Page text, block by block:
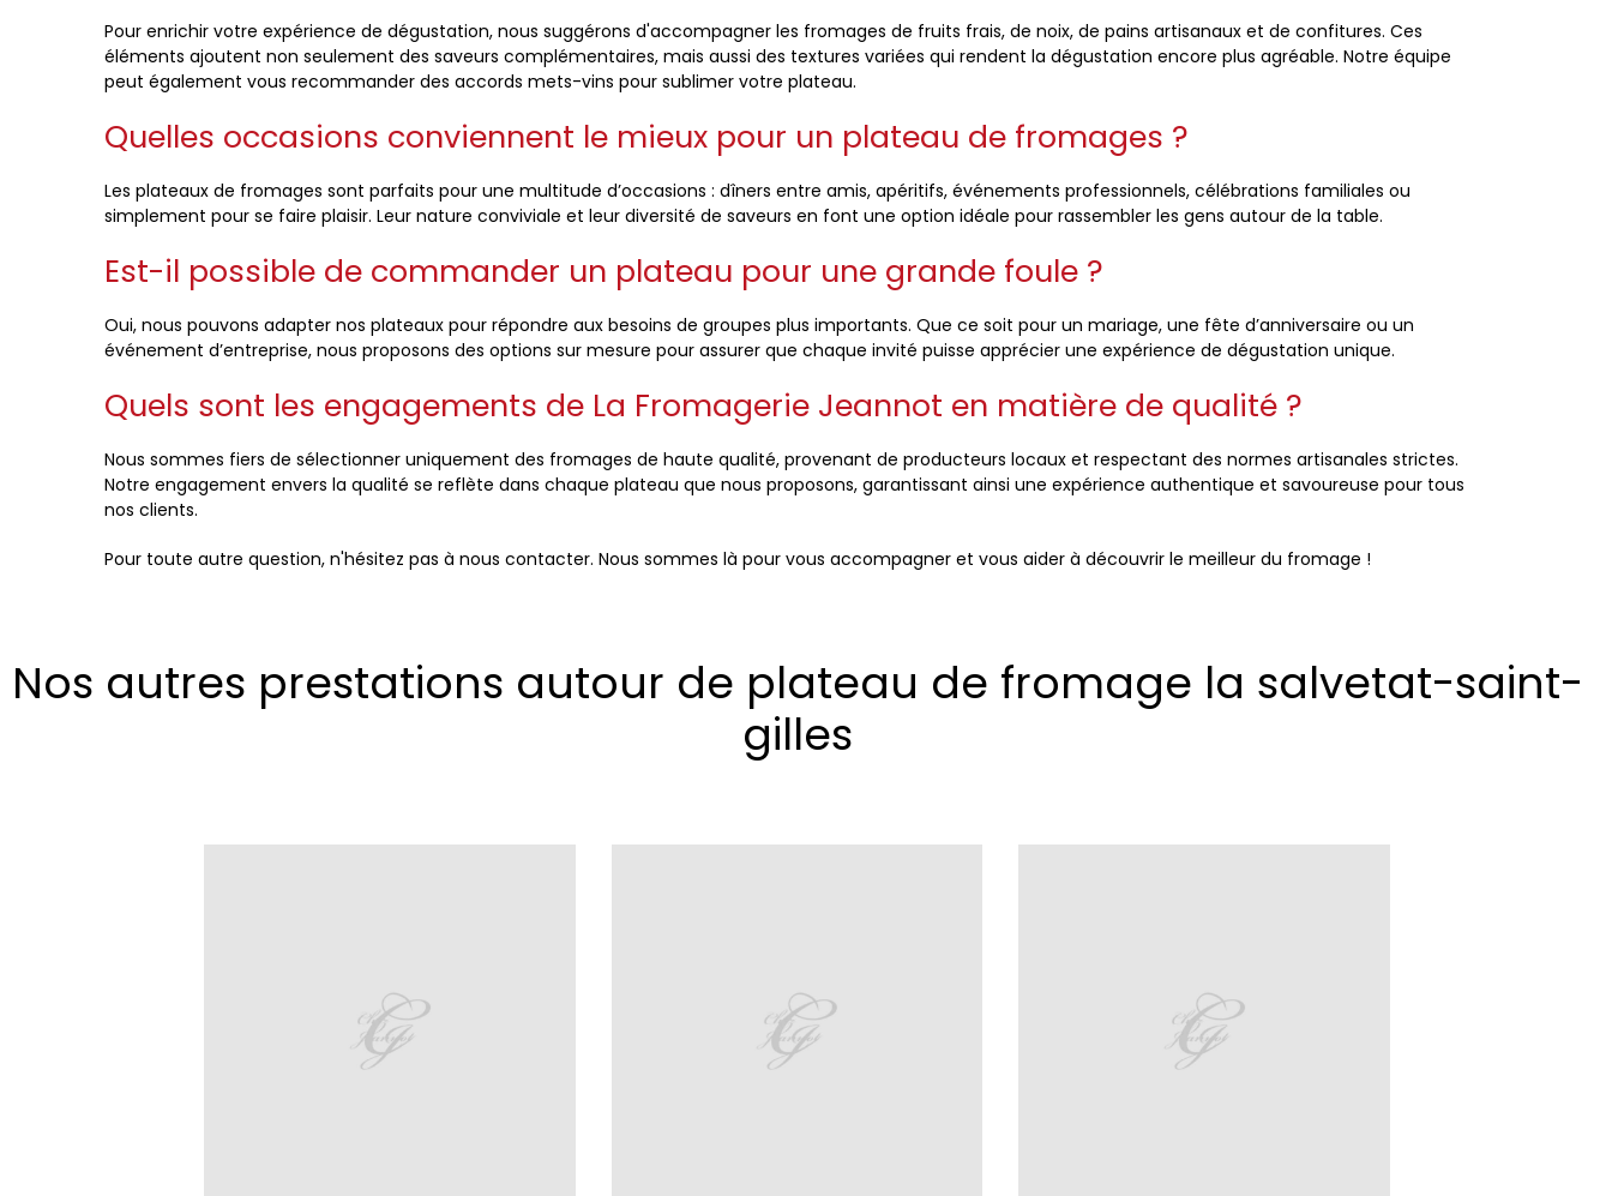
Pour enrichir votre expérience de dégustation, nous suggérons d'accompagner les fromages de fruits frais, de noix, de pains artisanaux et de confitures. Ces
éléments ajoutent non seulement des saveurs complémentaires, mais aussi des textures variées qui rendent la dégustation encore plus agréable. Notre équipe
peut également vous recommander des accords mets-vins pour sublimer votre plateau.
Quelles occasions conviennent le mieux pour un plateau de fromages ?
Les plateaux de fromages sont parfaits pour une multitude d’occasions : dîners entre amis, apéritifs, événements professionnels, célébrations familiales ou
simplement pour se faire plaisir. Leur nature conviviale et leur diversité de saveurs en font une option idéale pour rassembler les gens autour de la table.
Est-il possible de commander un plateau pour une grande foule ?
Oui, nous pouvons adapter nos plateaux pour répondre aux besoins de groupes plus importants. Que ce soit pour un mariage, une fête d’anniversaire ou un
événement d’entreprise, nous proposons des options sur mesure pour assurer que chaque invité puisse apprécier une expérience de dégustation unique.
Quels sont les engagements de La Fromagerie Jeannot en matière de qualité ?
Nous sommes fiers de sélectionner uniquement des fromages de haute qualité, provenant de producteurs locaux et respectant des normes artisanales strictes.
Notre engagement envers la qualité se reflète dans chaque plateau que nous proposons, garantissant ainsi une expérience authentique et savoureuse pour tous
nos clients.
Pour toute autre question, n'hésitez pas à nous contacter. Nous sommes là pour vous accompagner et vous aider à découvrir le meilleur du fromage !
Nos autres prestations autour de plateau de fromage la salvetat-saint-
gilles